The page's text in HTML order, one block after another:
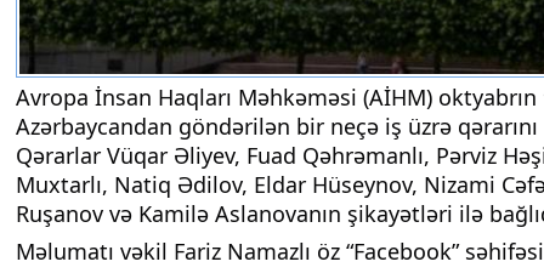
Avropa İnsan Haqları Məhkəməsi (AİHM) oktyabrın
Azərbaycandan göndərilən bir neçə iş üzrə qərarını
Qərarlar Vüqar Əliyev, Fuad Qəhrəmanlı, Pərviz
Muxtarlı, Natiq Ədilov, Eldar Hüseynov, Nizami
Ruşanov və Kamilə Aslanovanın şikayətləri ilə
Məlumatı vəkil Fariz Namazlı öz “Facebook”